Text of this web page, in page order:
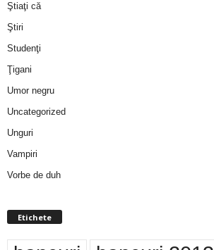
Ştiaţi că
Ştiri
Studenţi
Ţigani
Umor negru
Uncategorized
Unguri
Vampiri
Vorbe de duh
Etichete